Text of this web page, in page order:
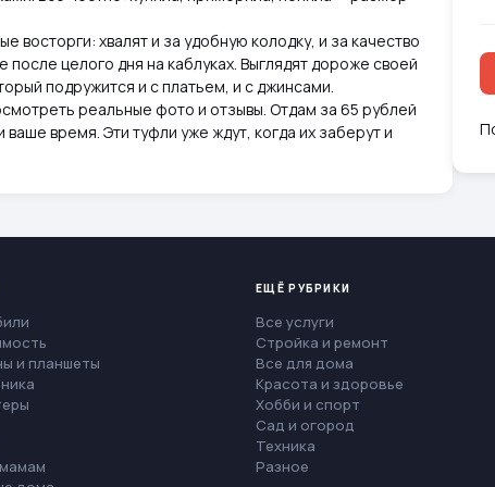
восторги: хвалят и за удобную колодку, и за качество
после целого дня на каблуках. Выглядят дороже своей
подружится и с платьем, и с джинсами.
реальные фото и отзывы. Отдам за 65 рублей
время. Эти туфли уже ждут, когда их заберут и
и планшеты
ЕЩЁ РУБРИКИ
Все услуги
Стройка и ремонт
Все для дома
Красота и здоровье
Хобби и спорт
Сад и огород
Техника
Разное